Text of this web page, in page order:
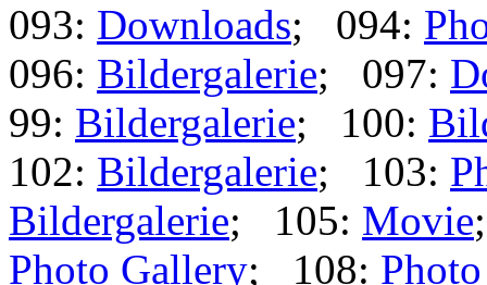
093: Downloads; 094:
096: Bildergalerie; 097:
99: Bildergalerie; 100:
102: Bildergalerie; 103:
Bildergalerie; 105: Movie
Photo Gallery; 108: